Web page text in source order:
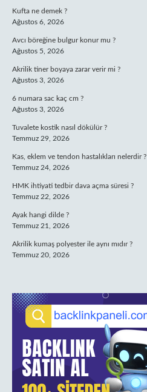
Kufta ne demek ?
Ağustos 6, 2026
Avcı böreğine bulgur konur mu ?
Ağustos 5, 2026
Akrilik tiner boyaya zarar verir mi ?
Ağustos 3, 2026
6 numara sac kaç cm ?
Ağustos 3, 2026
Tuvalete kostik nasıl dökülür ?
Temmuz 29, 2026
Kas, eklem ve tendon hastalıkları nelerdir ?
Temmuz 24, 2026
HMK ihtiyati tedbir dava açma süresi ?
Temmuz 22, 2026
Ayak hangi dilde ?
Temmuz 21, 2026
Akrilik kumaş polyester ile aynı mıdır ?
Temmuz 20, 2026